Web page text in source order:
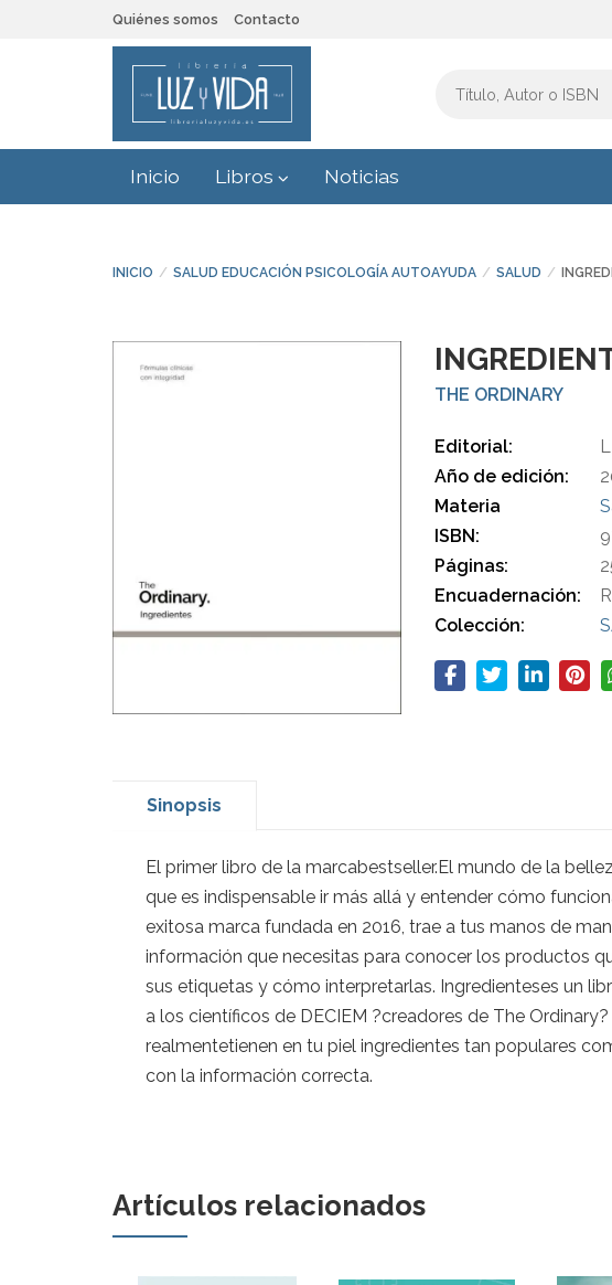
Quiénes somos Contacto
Inicio Libros Noticias
INICIO SALUD EDUCACIÓN PSICOLOGÍA AUTOAYUDA SALUD
THE ORDINARY
Editorial:
Año de edición:
Materia
ISBN:
Páginas:
Encuadernación:
Colección:
Sinopsis
El primer libro de la marcabestseller.El mundo de la
que es indispensable ir más allá y entender cómo
exitosa marca fundada en 2016, trae a tus manos de
información que necesitas para conocer los productos
sus etiquetas y cómo interpretarlas. Ingredienteses un
a los científicos de DECIEM ?creadores de The
realmentetienen en tu piel ingredientes tan populares
con la información correcta.
Artículos relacionados